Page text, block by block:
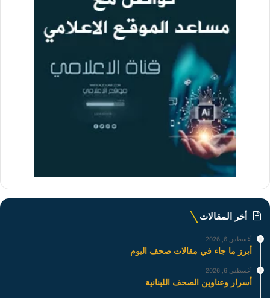
أخر المقالات
أغسطس 6, 2026
أبرز ما جاء في مقالات صحف اليوم
أغسطس 6, 2026
أسرار وعناوين الصحف اللبنانية